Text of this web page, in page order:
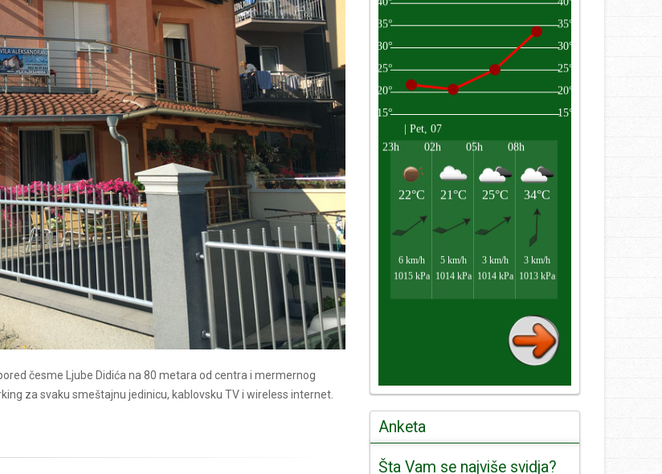
česme Ljube Didića na 80 metara od centra i mermernog
za svaku smeštajnu jedinicu, kablovsku TV i wireless internet.
Anketa
Šta Vam se najviše svidja?